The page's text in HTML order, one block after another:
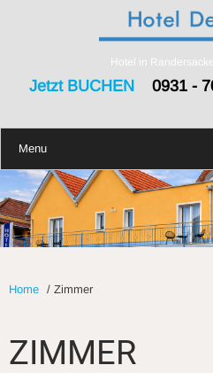
Hotel in
Jetzt BUCHEN0931 -
Menu
Home / Zimmer
ZIMMER